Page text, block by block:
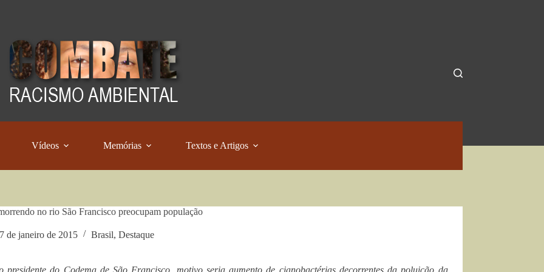
Vídeos Memórias Textos e Artigos
no rio São Francisco preocupam população
de janeiro de 2015 Brasil, Destaque
presidente do Codema de São Francisco, motivo seria aumento de cianobactérias decorrentes da poluição da